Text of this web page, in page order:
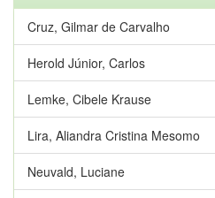
Cruz, Gilmar de Carvalho
Herold Júnior, Carlos
Lemke, Cibele Krause
Lira, Aliandra Cristina Mesomo
Neuvald, Luciane